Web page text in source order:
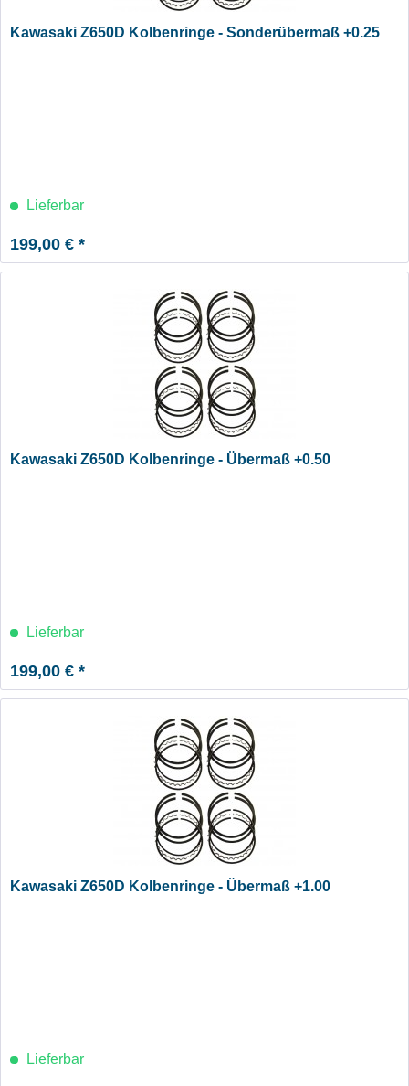
Kawasaki Z650D Kolbenringe - Sonderübermaß +0.25
Lieferbar
199,00 € *
Kawasaki Z650D Kolbenringe - Übermaß +0.50
Lieferbar
199,00 € *
Kawasaki Z650D Kolbenringe - Übermaß +1.00
Lieferbar